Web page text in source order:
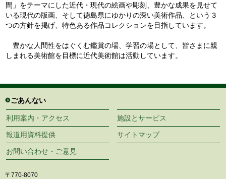
ごあんない
利用案内・アクセス 施設とサービス
報道用資料提供 サイトマップ
お問い合わせ・ご意見
〒770-8070
間」をテーマにした近代・現代の絵画や彫刻、豊かな成果を見せて
いる現代の版画、そして徳島県にゆかりの深い美術作品、という３
つの方針を掲げ、特色ある作品コレクションを目指しています。
豊かな人間性をはぐくむ鑑賞の場、学習の場として、皆さまに親
しまれる美術館を目標に近代美術館は活動しています。